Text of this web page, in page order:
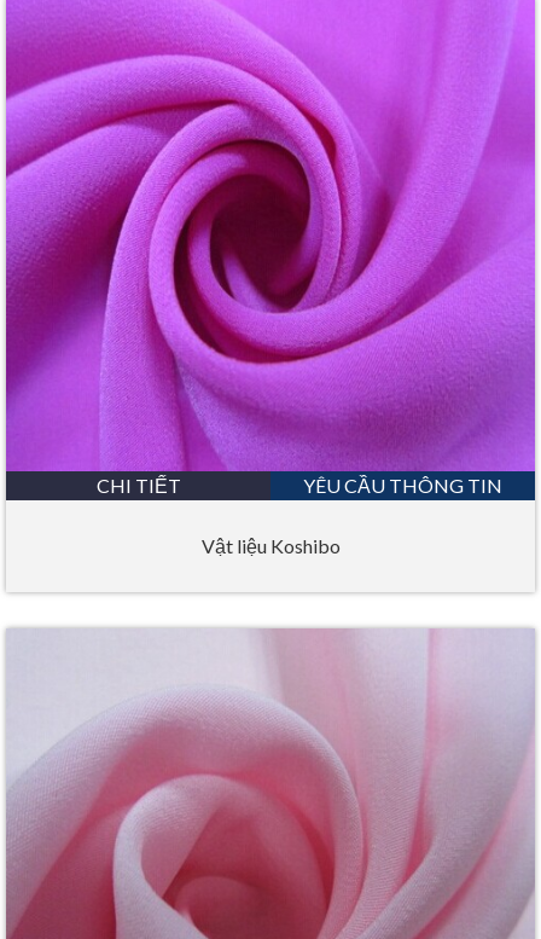
CHI TIẾT YÊU CẦU THÔNG TIN
Vật liệu Koshibo